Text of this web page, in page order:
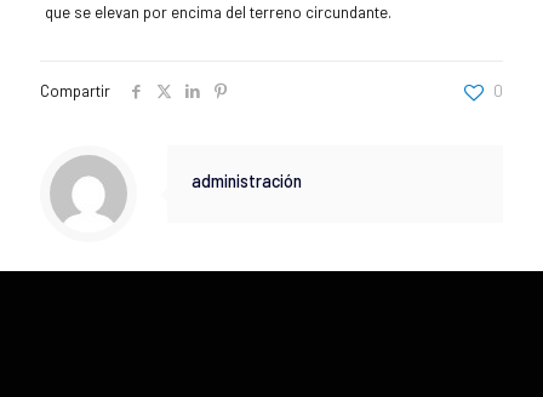
que se elevan por encima del terreno circundante.
Compartir 0
administración